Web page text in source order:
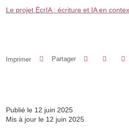
Le projet ÉcrIA : écriture et IA en
Imprimer Partager Partager sur
Publié le 12 juin 2025
Mis à jour le 12 juin 2025